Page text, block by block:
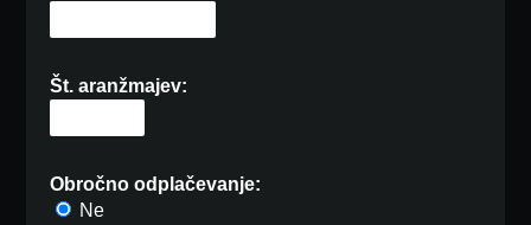
Št. aranžmajev:
Obročno odplačevanje:
Ne